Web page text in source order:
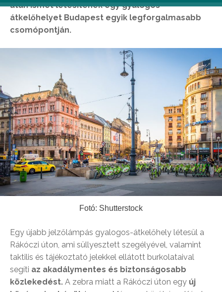
után ismét létesítenek egy gyalogos-
átkelőhelyet Budapest egyik legforgalmasabb
csomópontján.
Fotó: Shutterstock
Egy újabb jelzőlámpás gyalogos-átkelőhely létesül a
Rákóczi úton, ami süllyesztett szegélyével, valamint
taktilis és tájékoztató jelekkel ellátott burkolataival
segíti az akadálymentes és biztonságosabb
közlekedést. A zebra miatt a Rákóczi úton egy új